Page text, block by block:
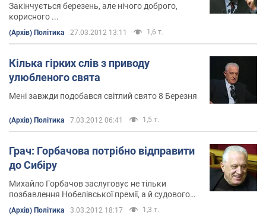
Закінчується березень, але нічого доброго,
корисного ...
(Архів) Політика 27.03.2012 13:11 1,6 т.
Кілька гірких слів з приводу
улюбленого свята
Мені завжди подобався світлий свято 8 Березня
(Архів) Політика 7.03.2012 06:41 1,5 т.
Грач: Горбачова потрібно відправити
до Сибіру
Михайло Горбачов заслуговує не тільки
позбавлення Нобелівської премії, а й судового
переслідування усіма країнами СНД
(Архів) Політика 3.03.2012 18:17 1,3 т.